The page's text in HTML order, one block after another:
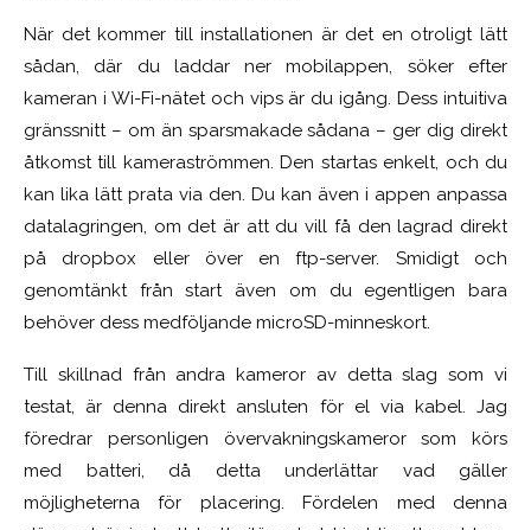
När det kommer till installationen är det en otroligt lätt
sådan, där du laddar ner mobilappen, söker efter
kameran i Wi-Fi-nätet och vips är du igång. Dess intuitiva
gränssnitt – om än sparsmakade sådana – ger dig direkt
åtkomst till kameraströmmen. Den startas enkelt, och du
kan lika lätt prata via den. Du kan även i appen anpassa
datalagringen, om det är att du vill få den lagrad direkt
på dropbox eller över en ftp-server. Smidigt och
genomtänkt från start även om du egentligen bara
behöver dess medföljande microSD-minneskort.
Till skillnad från andra kameror av detta slag som vi
testat, är denna direkt ansluten för el via kabel. Jag
föredrar personligen övervakningskameror som körs
med batteri, då detta underlättar vad gäller
möjligheterna för placering. Fördelen med denna